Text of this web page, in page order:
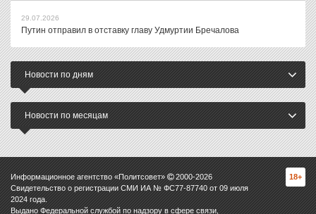
29.07.2026
Путин отправил в отставку главу Удмуртии Бречалова
Новости по дням
Новости по месяцам
Информационное агентство «Политсовет» 2000-2026
Свидетельство о регистрации СМИ ИА № ФС77-87740 от 09 июля
2024 года.
Выдано Федеральной службой по надзору в сфере связи,
18+